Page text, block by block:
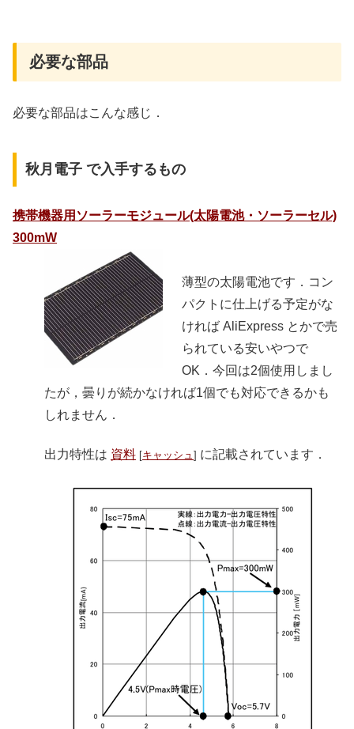
必要な部品
必要な部品はこんな感じ．
秋月電子 で入手するもの
携帯機器用ソーラーモジュール(太陽電池・ソーラーセル)
300mW
薄型の太陽電池です．コン
パクトに仕上げる予定がな
ければ AliExpress とかで売
られている安いやつで
OK．今回は2個使用しまし
たが，曇りが続かなければ1個でも対応できるかも
しれません．
出力特性は 資料 [キャッシュ] に記載されています．